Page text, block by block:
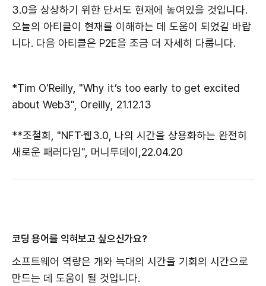
3.0을 상상하기 위한 단서도 현재에 놓여있을 것입니다.
오늘의 아티클이 현재를 이해하는 데 도움이 되었길 바랍
니다. 다음 아티클은 P2E을 조금 더 자세히 다룹니다.
*Tim O'Reilly, "Why it’s too early to get excited
about Web3", Oreilly, 21.12.13
**조철희, "NFT·웹3.0, 나의 시간을 상용화하는 완전히
새로운 패러다임", 머니투데이,22.04.20
코딩 용어를 익혀보고 싶으신가요?
소프트웨어 역량은 개와 늑대의 시간을 기회의 시간으로
만드는 데 도움이 될 것입니다.